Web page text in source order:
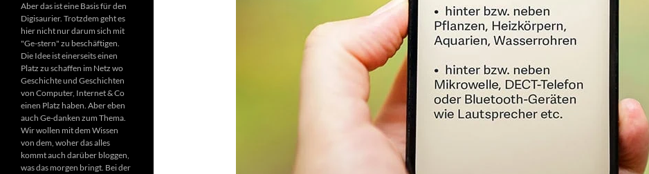
Aber das ist eine Basis für den
Digisaurier. Trotzdem geht es
hier nicht nur darum sich mit
"Ge-stern" zu beschäftigen.
Die Idee ist einerseits einen
Platz zu schaffen im Netz wo
Geschichte und Geschichten
von Computer, Internet & Co
einen Platz haben. Aber eben
auch Ge-danken zum Thema.
Wir wollen mit dem Wissen
von dem, woher das alles
kommt auch darüber bloggen,
was das morgen bringt. Bei der